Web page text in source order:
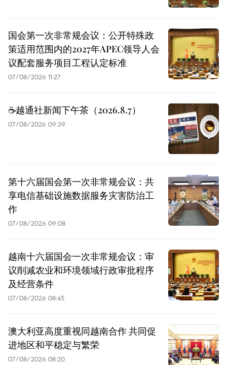
国会第一次非常规会议：公开特殊政
策适用范围内的2027年APEC领导人会
议配套服务项目工程认定标准
07/08/2026 11:27
☕️越通社新闻下午茶（2026.8.7）
07/08/2026 09:39
第十六届国会第一次非常规会议：共
享电信基础设施数据服务灾害防治工
作
07/08/2026 09:08
越南十六届国会一次非常规会议：审
议削减农业和环境领域行政审批程序
及经营条件
07/08/2026 08:45
澳大利亚高度重视同越南合作 共同促
进地区和平稳定与繁荣
07/08/2026 08:20